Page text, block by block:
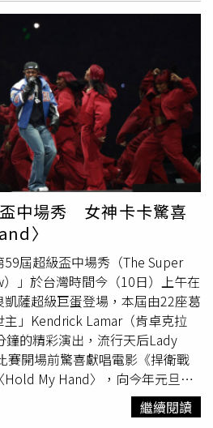
幣。」丹妮婊姐表示，「慶幸
檢查所以大概2900多，急診要
了12000多自費在看病。」至於為
，「由於前三個醫生都有交代黑
，日常也都有說欸你要喝水，但
我無論怎麼講，他都無動於衷。不
當囉嗦的老媽子。因為他的病情
燒，我抓狂的帶著他奔到大醫院
醫生看了報告腎臟數字有點糟，
水嗎?」丹妮婊姐說，「他一天
到300ml吧，我麻煩你用英文恐
對！請你用腎衰竭這個字！（備
多搭配喝水才能排出毒素之類才
表示，「黑豹聽完之後總算嚇
水猛喝。這就是射手座男生，一
會掉淚。」丹妮婊姐冷回，不喝
腎衰竭過世她會把遺體運回美
美國找一個愛喝水的猛男。」丹
事，講完後稱「我要離婚」。朋
：老公不愛喝水哈哈。」
中場秀 女神卡卡驚喜
〉
屆超級盃中場秀（The Super
」於台灣時間今（10日）上午在
薩超級巨蛋登場，本屆由22座葛
」Kendrick Lamar（肯卓克拉
的精彩演出，流行天后Lady
賽開場前驚喜獻唱電影《捍衛戰
My Hand〉，向今年元旦車
意。女神卡卡身穿全白禮服與寬
的街頭上以鋼琴自彈自唱
繼續閱讀